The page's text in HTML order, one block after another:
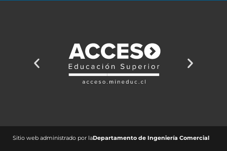
Sitio web administrado por laDepartamento de Ingeniería Comercial ​